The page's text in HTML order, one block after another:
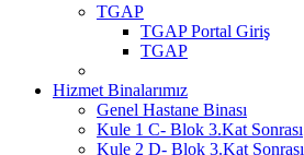
TGAP
TGAP Portal Giriş
TGAP
Hizmet Binalarımız
Genel Hastane Binası
Kule 1 C- Blok 3.Kat Sonrası
Kule 2 D- Blok 3.Kat Sonrası